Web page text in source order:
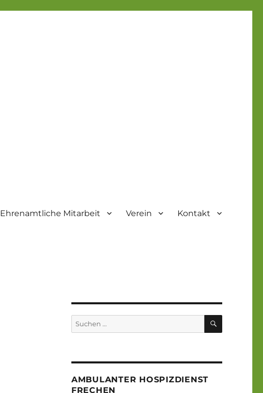
Ehrenamtliche Mitarbeit Verein Kontakt
Suchen
nach:
SUCHEN
AMBULANTER HOSPIZDIENST
FRECHEN